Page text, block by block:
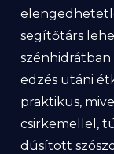
segítőtárs
szénhidrátban
edzés utáni
praktikus,
csirkemellel,
dúsított